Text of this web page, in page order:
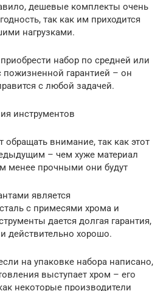
дешевые комплекты очень
так как им приходится
нагрузками.
набор по средней или
гарантией – он
с любой задачей.
инструментов
обращать внимание, так как этот
– чем хуже материал
менее прочными они будут
является
с примесями хрома и
дается долгая гарантия,
действительно хорошо.
на упаковке набора написано,
выступает хром – его
некоторые производители